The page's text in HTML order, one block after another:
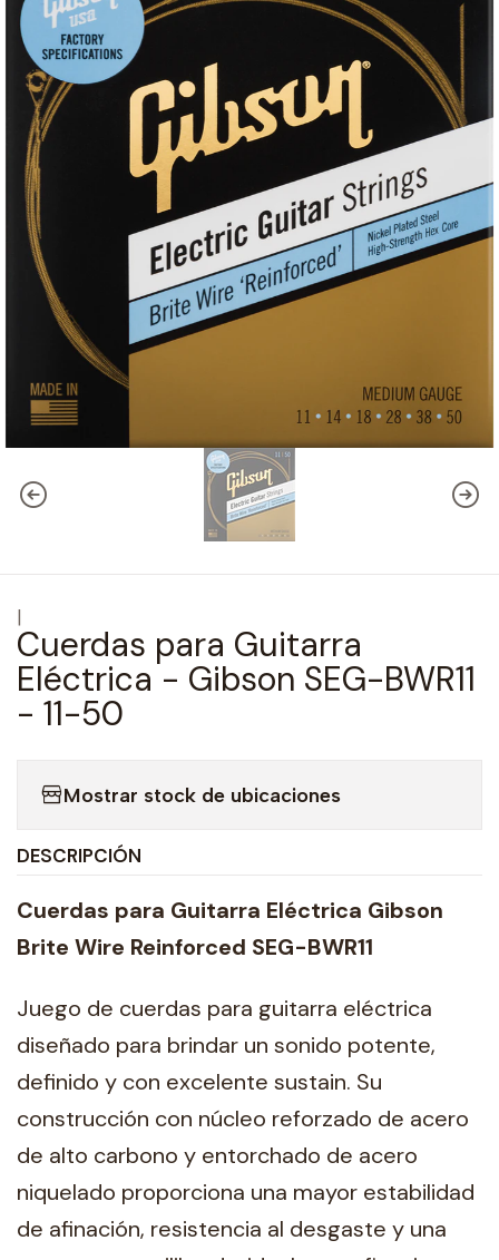
|
Cuerdas para Guitarra
Eléctrica - Gibson SEG-BWR11
- 11-50
Mostrar stock de ubicaciones
DESCRIPCIÓN
Cuerdas para Guitarra Eléctrica Gibson
Brite Wire Reinforced SEG-BWR11
Juego de cuerdas para guitarra eléctrica
diseñado para brindar un sonido potente,
definido y con excelente sustain. Su
construcción con núcleo reforzado de acero
de alto carbono y entorchado de acero
niquelado proporciona una mayor estabilidad
de afinación, resistencia al desgaste y una